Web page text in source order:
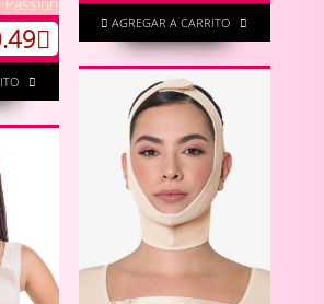
AGREGAR A CARRITO